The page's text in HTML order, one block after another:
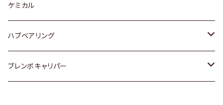
スバル
スバル
スズキ
日産
ダイハツ
ディーデル洗浄添加剤
ケミカル
ハブベアリング
トヨタ
ブレンボキャリパー